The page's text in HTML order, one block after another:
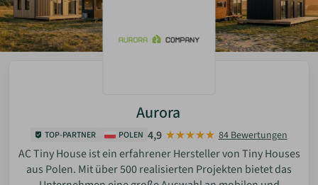
Aurora
TOP-PARTNER POLEN 4,9 84 Bewertungen
AC Tiny House ist ein erfahrener Hersteller von Tiny Houses
aus Polen. Mit über 500 realisierten Projekten bietet das